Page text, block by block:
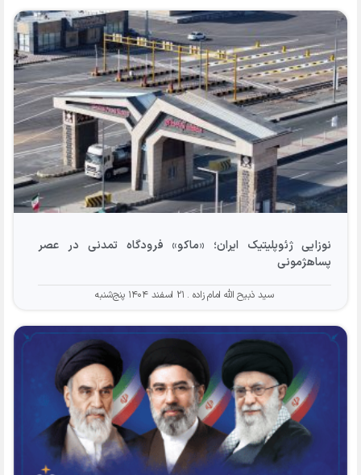
نوزایی ژئوپلیتیک ایران؛ «ماکو» فرودگاه تمدنی در عصر
پساهژمونی
سید ذبیح الله امام زاده ۲۱ اسفند ۱۴۰۴ پنج‌شنبه